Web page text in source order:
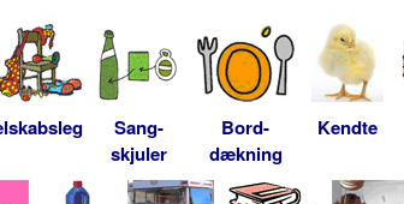
Sang-
skjuler
Bord-
dækning
Kendte